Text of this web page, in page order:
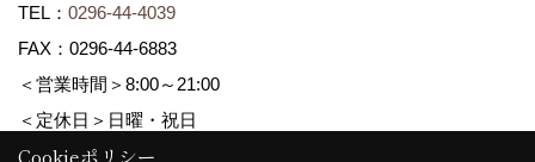
TEL： 0296-44-4039
FAX：0296-44-6883
＜営業時間＞8:00～21:00
＜定休日＞日曜・祝日
Cookieポリシー